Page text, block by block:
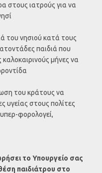
στους ιατρούς για να
του νησιού κατά τους
παιδιά που
μήνες να
του κράτους να
υγείας στους πολίτες
φορολογεί,
το Υπουργείο σας
παιδιάτρου στο